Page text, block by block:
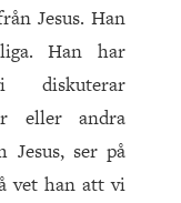
Jesus. Han
Han har
eller andra
Jesus, ser på
vet han att vi